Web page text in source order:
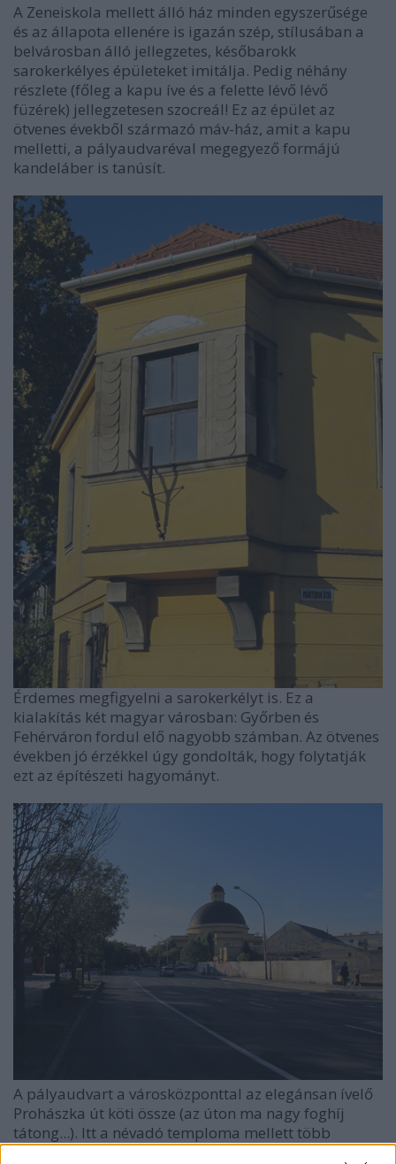
A Zeneiskola mellett álló ház minden egyszerűsége
és az állapota ellenére is igazán szép, stílusában a
belvárosban álló jellegzetes, későbarokk
sarokerkélyes épületeket imitálja. Pedig néhány
részlete (főleg a kapu íve és a felette lévő lévő
füzérek) jellegzetesen szocreál! Ez az épület az
ötvenes évekből származó máv-ház, amit a kapu
melletti, a pályaudvaréval megegyező formájú
kandeláber is tanúsít.
Érdemes megfigyelni a sarokerkélyt is. Ez a
kialakítás két magyar városban: Győrben és
Fehérváron fordul elő nagyobb számban. Az ötvenes
években jó érzékkel úgy gondolták, hogy folytatják
ezt az építészeti hagyományt.
A pályaudvart a városközponttal az elegánsan ívelő
Prohászka út köti össze (az úton ma nagy foghíj
tátong...). Itt a névadó temploma mellett több
figyelemre méltó épület is látható: